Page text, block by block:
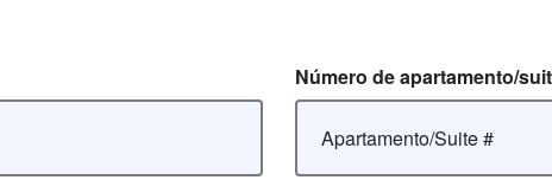
Número de apartamento/